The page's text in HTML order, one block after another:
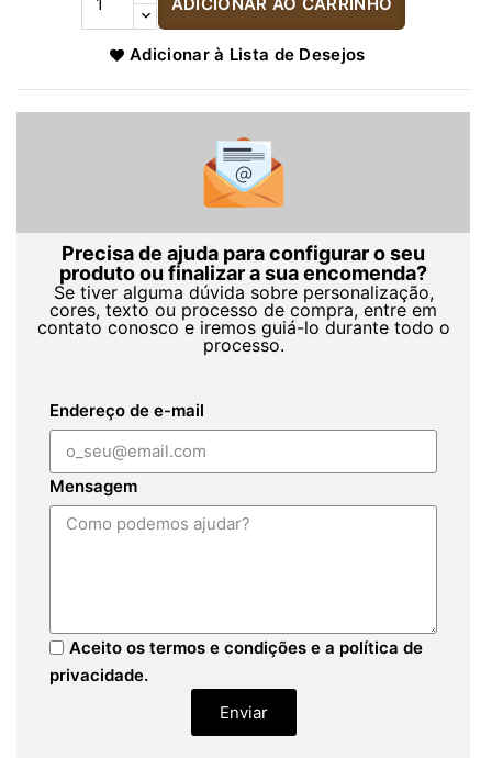
Adicionar à Lista de Desejos
Precisa de ajuda para configurar o seu
produto ou finalizar a sua encomenda?
Se tiver alguma dúvida sobre personalização,
cores, texto ou processo de compra, entre em
contato conosco e iremos guiá-lo durante todo o
processo.
Endereço de e-mail
Mensagem
Aceito os termos e condições e a política de
privacidade.
Enviar